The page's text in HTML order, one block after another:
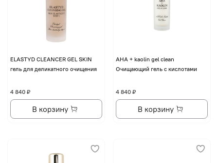
ELASTYD CLEANCER GEL SKIN
гель для деликатного очищения
4 840 ₽
В корзину
AHA + kaolin gel clean
Очищающий гель с кислотами
4 840 ₽
В корзину